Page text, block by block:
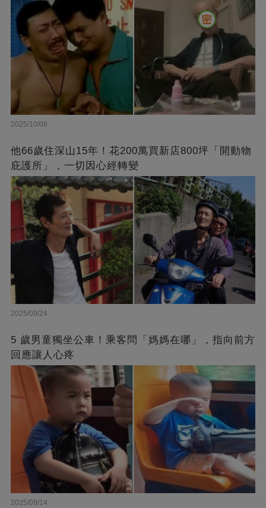
2025/10/08
他66歲住深山15年！花200萬買新店800坪「開動物
庇護所」，一切因心經轉變
2025/09/24
5 歲男童獨坐公車！乘客問「媽媽在哪」，指向前方
回應讓人心疼
2025/09/14